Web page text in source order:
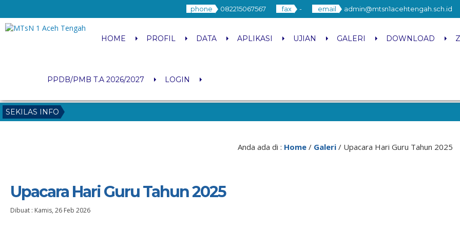
phone 082215067567 fax - email admin@mtsn1acehtengah.sch.id
HOME PROFIL DATA APLIKASI UJIAN GALERI DOWNLOAD
PPDB/PMB T.A 2026/2027 LOGIN
SEKILAS INFO
Anda ada di : Home/ Galeri/ Upacara Hari Guru Tahun 2025
Upacara Hari Guru Tahun 2025
Dibuat : Kamis, 26 Feb 2026